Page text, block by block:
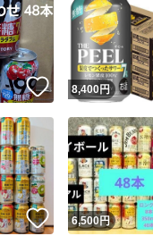
いいね！
8,400円
いいね！
6,500円